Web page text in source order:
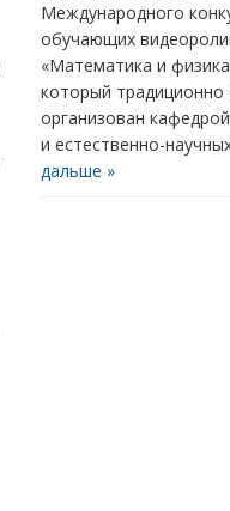
Международного
обучающих
«Математика и
который традиционно
организован
и естественно-
дальше »